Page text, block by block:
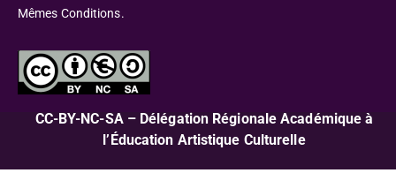
Mêmes Conditions.
CC-BY-NC-SA – Délégation Régionale Académique à
l’Éducation Artistique Culturelle